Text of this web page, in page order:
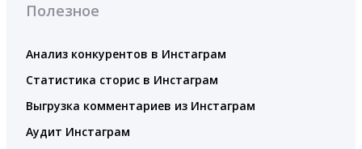
Полезное
Анализ конкурентов в Инстаграм
Статистика сторис в Инстаграм
Выгрузка комментариев из Инстаграм
Аудит Инстаграм